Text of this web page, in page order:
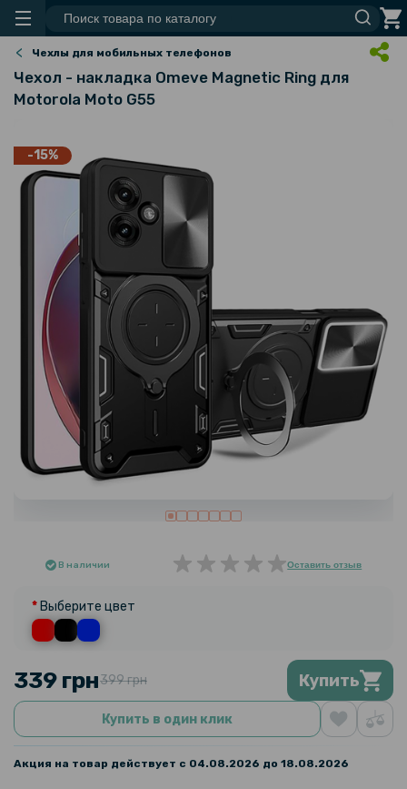
Чехлы для мобильных телефонов
Чехол - накладка Omeve Magnetic Ring для
Motorola Moto G55
-15%
В наличии Оставить отзыв
Выберите цвет
339 грн399 грн Купить
Купить в один клик
Акция на товар действует с 04.08.2026 до 18.08.2026